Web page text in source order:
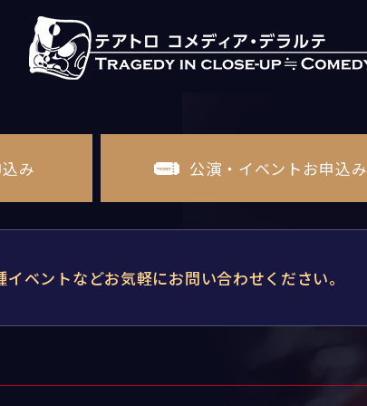
み 公演・イベントお申込み
ベントなどお気軽にお問い合わせください。